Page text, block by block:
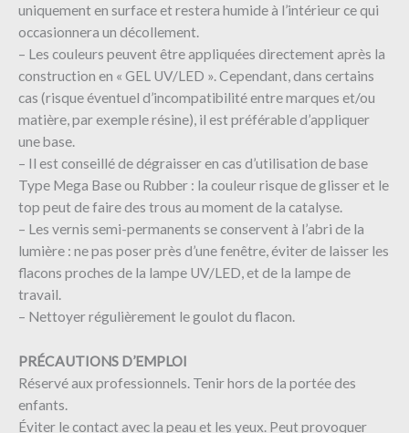
uniquement en surface et restera humide à l’intérieur ce qui
occasionnera un décollement.
– Les couleurs peuvent être appliquées directement après la
construction en « GEL UV/LED ». Cependant, dans certains
cas (risque éventuel d’incompatibilité entre marques et/ou
matière, par exemple résine), il est préférable d’appliquer
une base.
– Il est conseillé de dégraisser en cas d’utilisation de base
Type Mega Base ou Rubber : la couleur risque de glisser et le
top peut de faire des trous au moment de la catalyse.
– Les vernis semi-permanents se conservent à l’abri de la
lumière : ne pas poser près d’une fenêtre, éviter de laisser les
flacons proches de la lampe UV/LED, et de la lampe de
travail.
– Nettoyer régulièrement le goulot du flacon.
PRÉCAUTIONS D’EMPLOI
Réservé aux professionnels. Tenir hors de la portée des
enfants.
Éviter le contact avec la peau et les yeux. Peut provoquer